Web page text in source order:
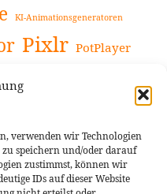
verwenden wir Technologien
speichern und/oder darauf
zustimmst, können wir
IDs auf dieser Website
KI-Animationsgeneratoren
Pixlr PotPlayer
YouTube-Videos